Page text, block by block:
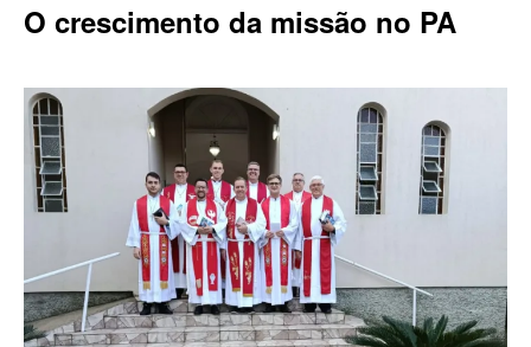
O crescimento da missão no PA